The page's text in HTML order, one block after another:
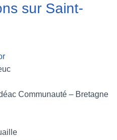
sur Saint-
Communauté – Bretagne